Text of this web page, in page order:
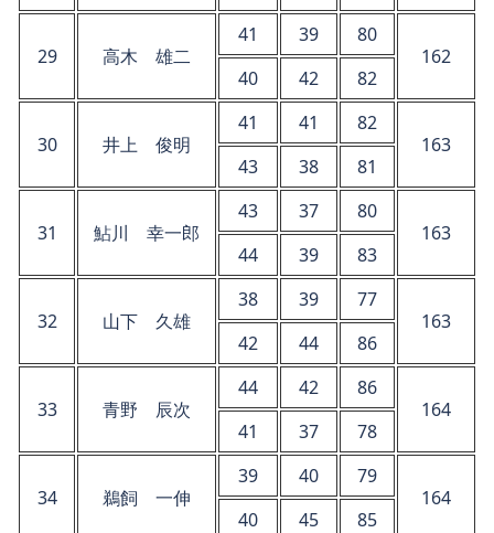
29 高木 雄二
41 39
80
162
40
42 82
30 井上 俊明
41 41
82
163
43
38 81
31 鮎川 幸一郎
43 37
80
163
44
39 83
32 山下 久雄
38 39
77
163
42
44 86
33 青野 辰次
44 42
86
164
41
37 78
34 鵜飼 一伸
39 40
79
164
40
45 85